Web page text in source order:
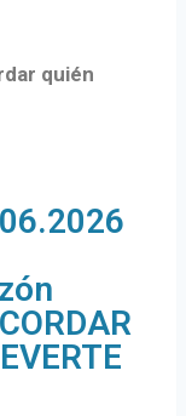
quién